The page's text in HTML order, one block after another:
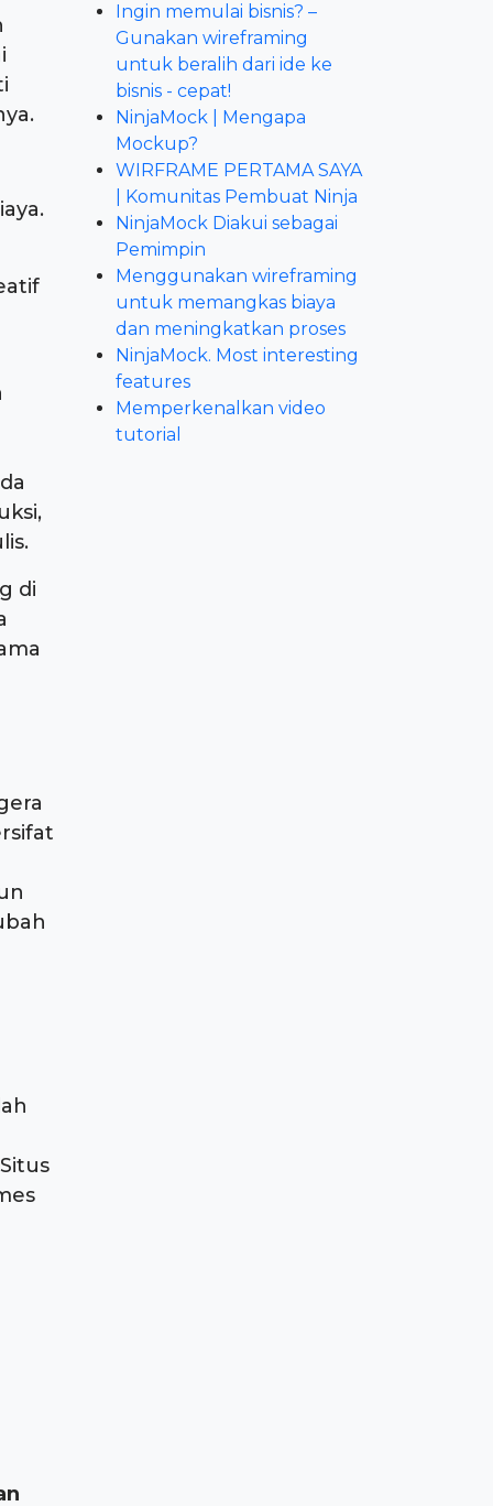
di
Ingin memulai bisnis? –
Gunakan wireframing
untuk beralih dari ide ke
bisnis - cepat!
NinjaMock | Mengapa
Mockup?
WIRFRAME PERTAMA SAYA
| Komunitas Pembuat Ninja
NinjaMock Diakui sebagai
Pemimpin
Menggunakan wireframing
untuk memangkas biaya
dan meningkatkan proses
NinjaMock. Most interesting
features
Memperkenalkan video
tutorial